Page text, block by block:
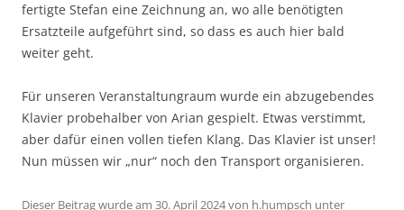
fertigte Stefan eine Zeichnung an, wo alle benötigten
Ersatzteile aufgeführt sind, so dass es auch hier bald
weiter geht.
Für unseren Veranstaltungraum wurde ein abzugebendes
Klavier probehalber von Arian gespielt. Etwas verstimmt,
aber dafür einen vollen tiefen Klang. Das Klavier ist unser!
Nun müssen wir „nur“ noch den Transport organisieren.
Dieser Beitrag wurde am 30. April 2024von h.humpsch unter